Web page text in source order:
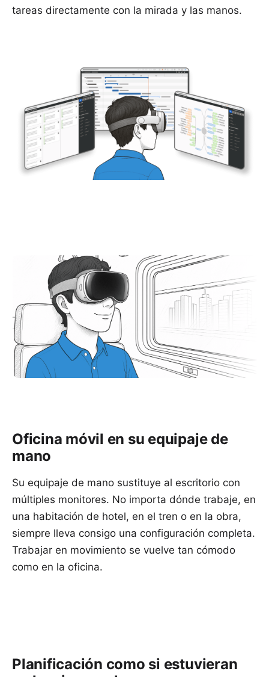
tareas directamente con la mirada y las manos.
Oficina móvil en su equipaje de
mano
Su equipaje de mano sustituye al escritorio con
múltiples monitores. No importa dónde trabaje, en
una habitación de hotel, en el tren o en la obra,
siempre lleva consigo una configuración completa.
Trabajar en movimiento se vuelve tan cómodo
como en la oficina.
Planificación como si estuvieran